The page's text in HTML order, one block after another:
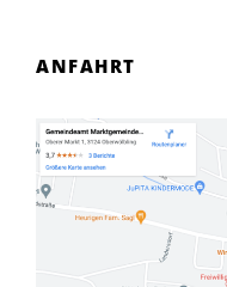
ANFAHRT